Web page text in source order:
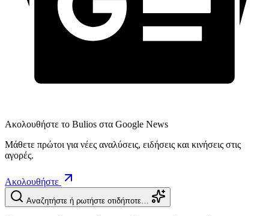
Ακολουθήστε το Bulios στα Google News
Μάθετε πρώτοι για νέες αναλύσεις, ειδήσεις και κινήσεις στις
αγορές.
Ακολουθήστε
Αναζητήστε ή ρωτήστε οτιδήποτε…